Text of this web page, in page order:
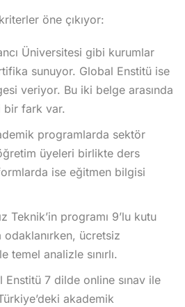
öne çıkıyor:
Üniversitesi gibi kurumlar
sunuyor. Global Enstitü ise
veriyor. Bu iki belge arasında
bir fark var.
programlarda sektör
üyeleri birlikte ders
ise eğitmen bilgisi
Teknik’in programı 9’lu kutu
ücretsiz
temel analizle sınırlı.
Enstitü 7 dilde online sınav ile
akademik